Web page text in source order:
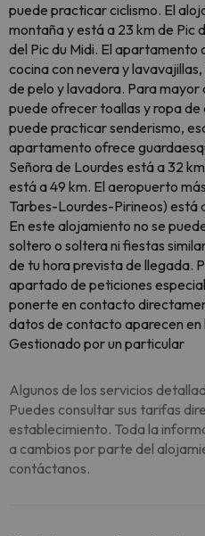
puede practicar ciclismo. El
montaña y está a 23 km de Pic
del Pic du Midi. El
cocina con nevera y
de pelo y lavadora. Para
puede ofrecer toallas y ropa de
puede practicar senderismo,
apartamento ofrece
Señora de Lourdes está a 32
está a 49 km. El aeropuerto
Tarbes-Lourdes-Pirineos) está
En este alojamiento no se
soltero o soltera ni fiestas
de tu hora prevista de llegada.
apartado de peticiones
ponerte en contacto
datos de contacto aparecen
Gestionado por un particular
Algunos de los servicios
Puedes consultar sus tarifas
establecimiento. Toda la
a cambios por parte del
contáctanos.